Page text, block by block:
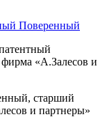
Поверенный
«А.Залесов и
старший
и партнеры»